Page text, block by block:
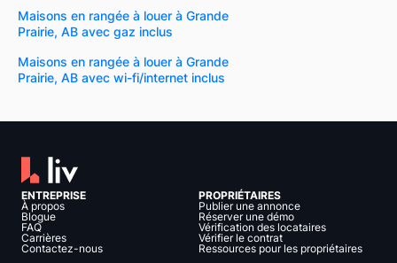
Maisons en rangée à louer à Grande
Prairie, AB avec gaz inclus
Maisons en rangée à louer à Grande
Prairie, AB avec wi-fi/internet inclus
ENTREPRISE
À propos
Blogue
FAQ
Carrières
Contactez-nous
PROPRIÉTAIRES
Publier une annonce
Réserver une démo
Vérification des locataires
Vérifier le contrat
Ressources pour les propriétaires